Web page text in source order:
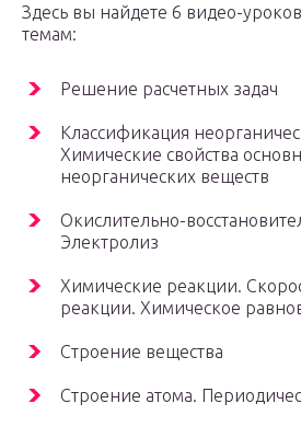
Здесь вы найдете 6 видео-
темам:
Решение расчетных задач
Классификация
Химические свойства
неорганических веществ
Окислительно-
Электролиз
Химические реакции.
реакции. Химическое
Строение вещества
Строение атома.